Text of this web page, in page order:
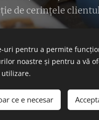
de cerințele
aWebnode
Selectează
Română
uri pentru a permite
noastre și pentru a vă
ce e necesar